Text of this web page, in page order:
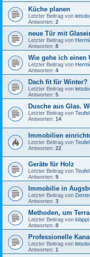
Küche planen
Letzter Beitrag von
Antworten: 2
neue Tür mit
Letzter Beitrag von
Antworten: 8
Wie gehe ich einen
Letzter Beitrag von
Antworten: 4
Dach fit für Winter?
Letzter Beitrag von
Antworten: 5
Dusche aus Glas.
Letzter Beitrag von Teufel
Antworten: 14
Immobilien
Letzter Beitrag von Teufel
Antworten: 22
Geräte für Holz
Letzter Beitrag von Teufel
Antworten: 9
Immobilie in
Letzter Beitrag von
Antworten: 3
Methoden, um
Letzter Beitrag von klappi
Antworten: 8
Professionelle
Letzter Beitrag von
Antworten: 1